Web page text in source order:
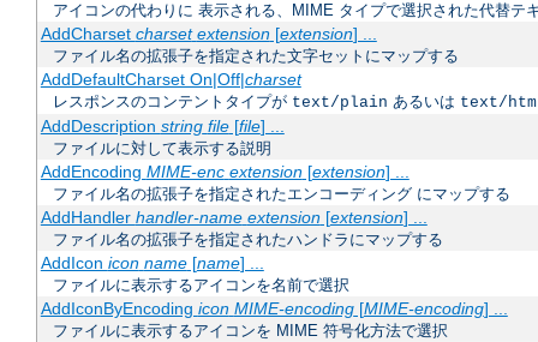
アイコンの代わりに 表示される、MIME タイプで選択された代替テ
AddCharset charset extension[extension] ...
ファイル名の拡張子を指定された文字セットにマップする
AddDefaultCharset On|Off|charset
レスポンスのコンテントタイプが text/plain あるいは text/
AddDescription string file[file] ...
ファイルに対して表示する説明
AddEncoding MIME-enc extension[extension] ...
ファイル名の拡張子を指定されたエンコーディング にマップする
AddHandler handler-name extension[extension] ...
ファイル名の拡張子を指定されたハンドラにマップする
AddIcon icon name[name] ...
ファイルに表示するアイコンを名前で選択
AddIconByEncoding icon MIME-encoding[MIME-encoding] ...
ファイルに表示するアイコンを MIME 符号化方法で選択